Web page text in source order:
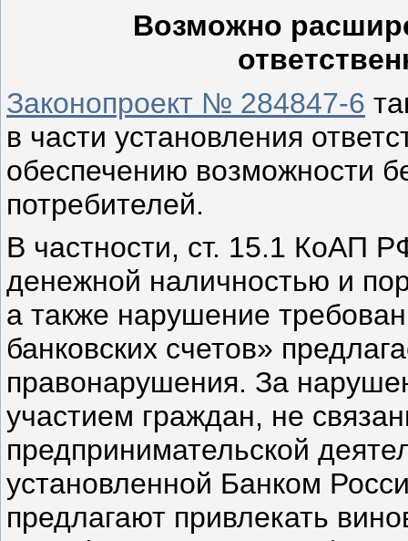
Возможно
Законопроект № 284847-6
в части установления
обеспечению возможности
потребителей.
В частности, ст. 15.1 КоАП
денежной наличностью и
а также нарушение
банковских счетов»
правонарушения. За
участием граждан, не
предпринимательской
установленной Банком
предлагают привлекать